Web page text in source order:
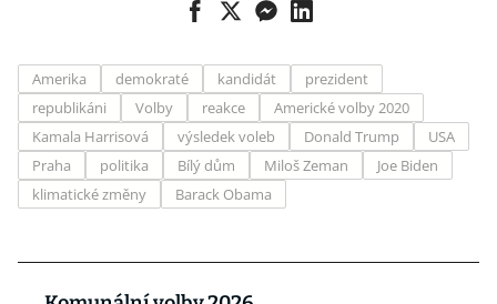
Amerika demokraté kandidát
prezident
republikáni
Volby reakce
Americké volby 2020
Kamala Harrisová
výsledek voleb Donald Trump
USA
Praha
politika Bílý dům Miloš Zeman
Joe Biden
klimatické změny
Barack Obama